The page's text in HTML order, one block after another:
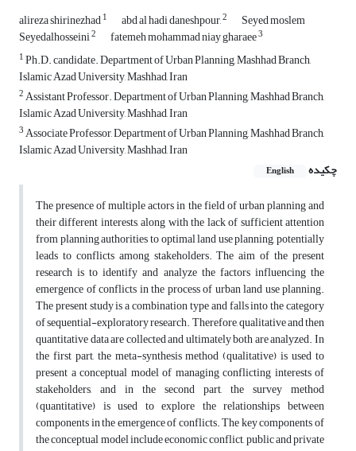
alireza shirinezhad1 abd al hadi daneshpour,2 Seyed moslem
Seyedalhosseini2 fatemeh mohammad niay gharaee3
1Ph.D. candidate. Department of Urban Planning, Mashhad Branch,
Islamic Azad University, Mashhad, Iran
2Assistant Professor. Department of Urban Planning, Mashhad Branch,
Islamic Azad University, Mashhad, Iran
3Associate Professor, Department of Urban Planning, Mashhad Branch,
Islamic Azad University, Mashhad, Iran
چکیده
English
The presence of multiple actors in the field of urban planning and
their different interests, along with the lack of sufficient attention
from planning authorities to optimal land use planning, potentially
leads to conflicts among stakeholders. The aim of the present
research is to identify and analyze the factors influencing the
emergence of conflicts in the process of urban land use planning.
The present study is a combination type and falls into the category
of sequential-exploratory research. Therefore, qualitative and then
quantitative data are collected and ultimately both are analyzed. In
the first part, the meta-synthesis method (qualitative) is used to
present a conceptual model of managing conflicting interests of
stakeholders, and in the second part, the survey method
(quantitative) is used to explore the relationships between
components in the emergence of conflicts. The key components of
the conceptual model include economic conflict, public and private